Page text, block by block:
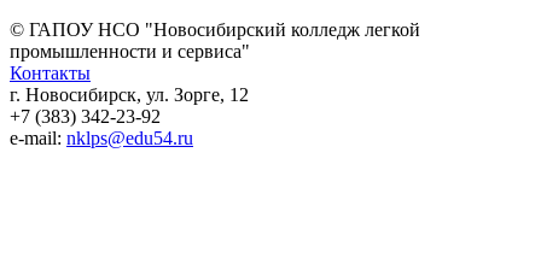
© ГАПОУ НСО "Новосибирский колледж легкой
промышленности и сервиса"
Контакты
г. Новосибирск, ул. Зорге, 12
+7 (383) 342-23-92
e-mail: nklps@edu54.ru